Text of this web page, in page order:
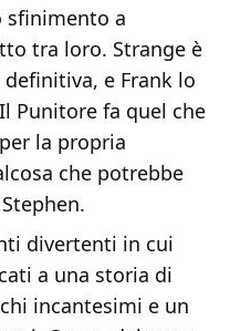
sfinimento a
tra loro. Strange è
e Frank lo
Punitore fa quel che
la propria
che potrebbe
divertenti in cui
a una storia di
incantesimi e un